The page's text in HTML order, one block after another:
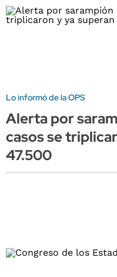
Lo informó de la OPS
Alerta por
casos se
47.500